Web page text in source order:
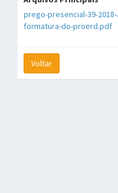
prego-presencial-39-
formatura-do-proerd.pdf
Voltar